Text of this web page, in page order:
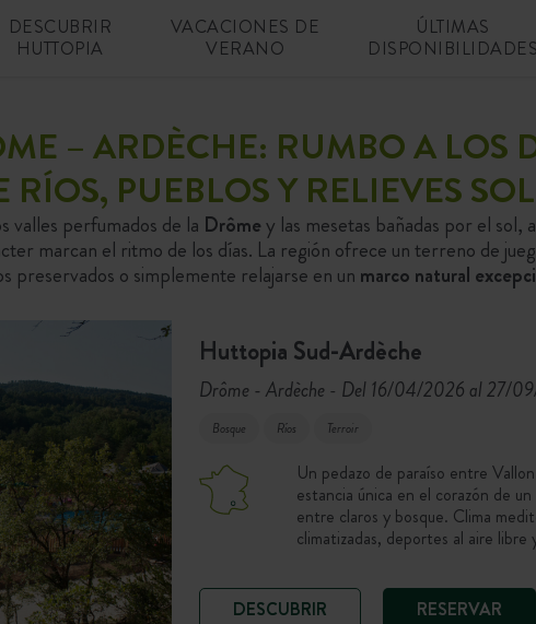
DESCUBRIR
HUTTOPIA
VACACIONES DE
VERANO
ÚLTIMAS
DISPONIBILIDADES
– ARDÈCHE: RUMBO A LOS
RÍOS, PUEBLOS Y RELIEVES
valles perfumados de la Drômey las mesetas bañadas por el sol,
marcan el ritmo de los días. La región ofrece un terreno de
preservados o simplemente relajarse en un marco natural
Huttopia Sud-Ardèche
Drôme - Ardèche - Del 16/04/2026 al 27/09/
Bosque Ríos Terroir
Un pedazo de paraíso entre
estancia única en el corazón de
entre claros y bosque. Clima
climatizadas, deportes al aire
DESCUBRIR RESERVAR